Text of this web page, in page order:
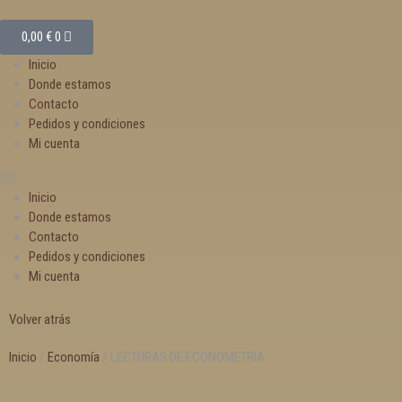
0,00 €0
Inicio
Donde estamos
Contacto
Pedidos y condiciones
Mi cuenta
Inicio
Donde estamos
Contacto
Pedidos y condiciones
Mi cuenta
Volver atrás
Inicio / Economía / LECTURAS DE ECONOMETRIA.